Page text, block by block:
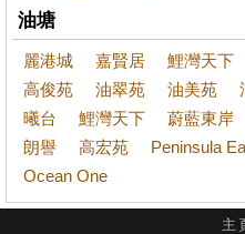
油塘
麗港城 嘉賢居 鯉灣天下
高俊苑
油翠苑 油美苑
曦台
鯉灣天下 蔚藍東岸
朗譽
高宏苑
Peninsula
Ocean One
主